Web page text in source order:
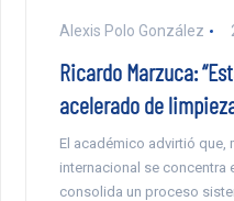
Alexis Polo González
Ricardo Marzuca:
acelerado de
El académico advirtió que,
internacional se concentra
consolida un proceso